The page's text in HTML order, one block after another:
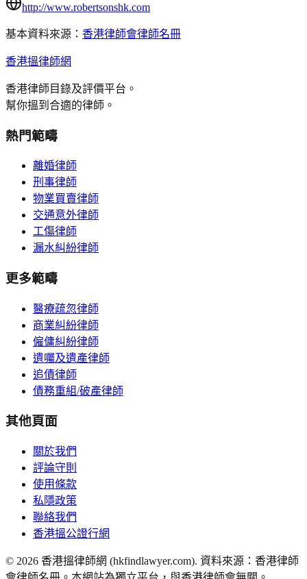
http://www.robertsonshk.com
基本資料來源： 香港律師會律師名冊
香港搵律師網
香港律師目錄及評價平台。
幫你搵到合適的律師。
熱門範疇
離婚律師
刑事律師
物業買賣律師
交通意外律師
工傷律師
漏水糾紛律師
更多範疇
醫療疏忽律師
商業糾紛律師
僱傭糾紛律師
遺囑及遺產律師
追債律師
債務重組/破產律師
其他頁面
關於我們
評論守則
使用條款
私隱政策
聯絡我們
香港搵公證行網
© 2026 香港搵律師網 (hkfindlawyer.com). 資料來源：香港律師